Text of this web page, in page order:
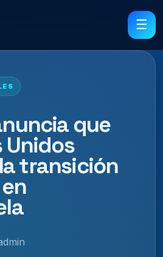
☰
que
Unidos
transición